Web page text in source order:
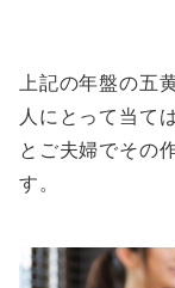
上記の年盤の五
人にとって当て
とご夫婦でその
す。